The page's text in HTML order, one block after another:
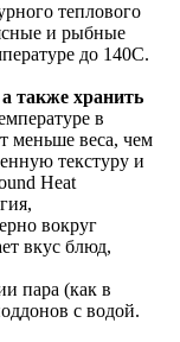
теплового
и рыбные
до 140С.
также хранить
в
меньше веса, чем
текстуру и
Heat
вокруг
вкус блюд,
пара (как в
с водой.